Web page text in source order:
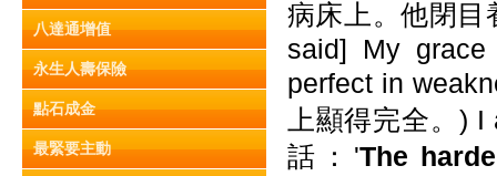
八達通增值
永生人壽保險
點石成金
最緊要主動
病床上。他閉目
said] My
perfect in
上顯得完全。)
話：'The